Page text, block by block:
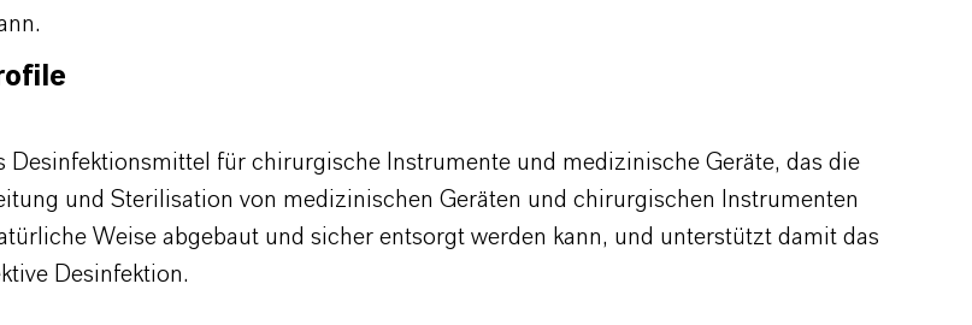
Desinfektionsmittel für chirurgische Instrumente und medizinische Geräte, das die
und Sterilisation von medizinischen Geräten und chirurgischen Instrumenten
Weise abgebaut und sicher entsorgt werden kann, und unterstützt damit das
Desinfektion.